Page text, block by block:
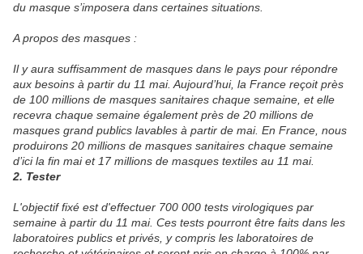
du masque s’imposera dans certaines situations.
A propos des masques :
Il y aura suffisamment de masques dans le pays pour répondre
aux besoins à partir du 11 mai. Aujourd’hui, la France reçoit près
de 100 millions de masques sanitaires chaque semaine, et elle
recevra chaque semaine également près de 20 millions de
masques grand publics lavables à partir de mai. En France, nous
produirons 20 millions de masques sanitaires chaque semaine
d’ici la fin mai et 17 millions de masques textiles au 11 mai.
2. Tester
L'objectif fixé est d'effectuer 700 000 tests virologiques par
semaine à partir du 11 mai. Ces tests pourront être faits dans les
laboratoires publics et privés, y compris les laboratoires de